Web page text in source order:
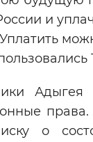
и
Уплатить
о